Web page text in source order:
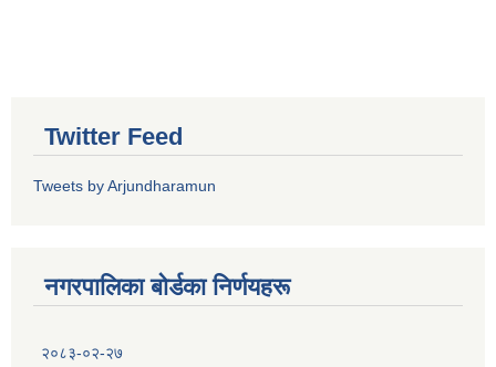
Twitter Feed
Tweets by Arjundharamun
नगरपालिका बाेर्डका निर्णयहरू
२०८३-०२-२७